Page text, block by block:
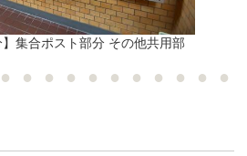
】集合ポスト部分 その他共用部